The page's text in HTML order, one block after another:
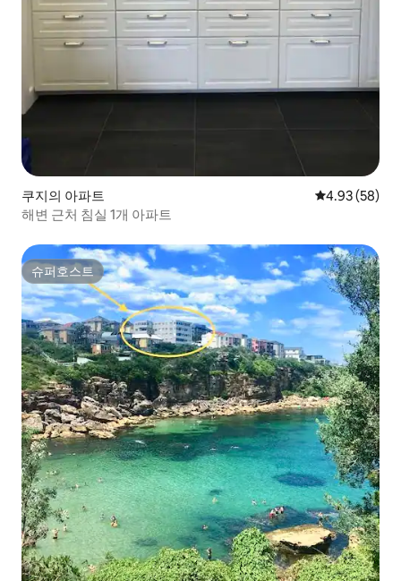
쿠지의 아파트 평점 4.93점(5
4.93 (58)
해변 근처 침실 1개 아파트
슈퍼호스트
슈퍼호스트